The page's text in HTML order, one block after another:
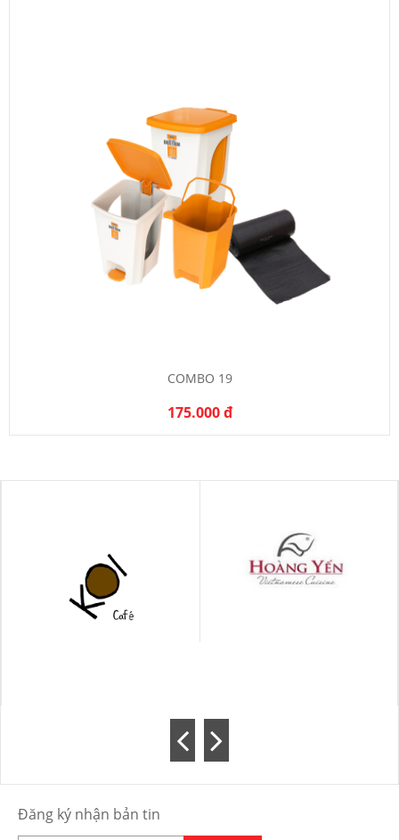
COMBO 19
175.000 đ
Đăng ký nhận bản tin